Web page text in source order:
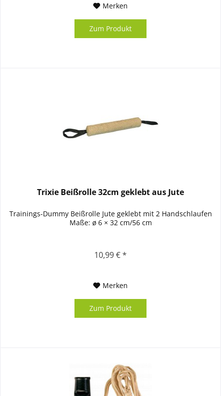
Merken
Zum Produkt
Trixie Beißrolle 32cm geklebt aus Jute
Trainings-Dummy Beißrolle Jute geklebt mit 2 Handschlaufen
Maße: ø 6 × 32 cm/56 cm
10,99 € *
Merken
Zum Produkt